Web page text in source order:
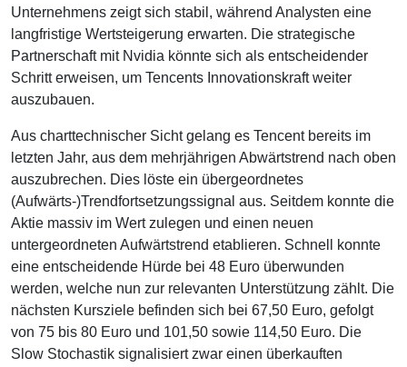
Unternehmens zeigt sich stabil, während Analysten eine
langfristige Wertsteigerung erwarten. Die strategische
Partnerschaft mit Nvidia könnte sich als entscheidender
Schritt erweisen, um Tencents Innovationskraft weiter
auszubauen.
Aus charttechnischer Sicht gelang es Tencent bereits im
letzten Jahr, aus dem mehrjährigen Abwärtstrend nach oben
auszubrechen. Dies löste ein übergeordnetes
(Aufwärts-)Trendfortsetzungssignal aus. Seitdem konnte die
Aktie massiv im Wert zulegen und einen neuen
untergeordneten Aufwärtstrend etablieren. Schnell konnte
eine entscheidende Hürde bei 48 Euro überwunden
werden, welche nun zur relevanten Unterstützung zählt. Die
nächsten Kursziele befinden sich bei 67,50 Euro, gefolgt
von 75 bis 80 Euro und 101,50 sowie 114,50 Euro. Die
Slow Stochastik signalisiert zwar einen überkauften